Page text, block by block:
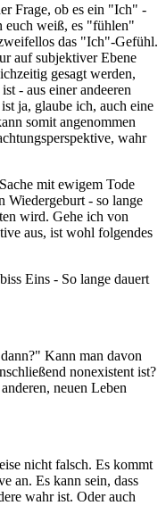
Frage, ob es ein "Ich" -
euch weiß, es "fühlen"
das "Ich"-Gefühl.
auf subjektiver Ebene
gesagt werden,
- aus einer andeeren
ja, glaube ich, auch eine
somit angenommen
wahr
mit ewigem Tode
Wiedergeburt - so lange
wird. Gehe ich von
aus, ist wohl folgendes
Eins - So lange dauert
Kann man davon
nonexistent ist?
neuen Leben
nicht falsch. Es kommt
an. Es kann sein, dass
wahr ist. Oder auch